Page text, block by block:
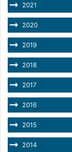
2021
2020
2019
2018
2017
2016
2015
2014